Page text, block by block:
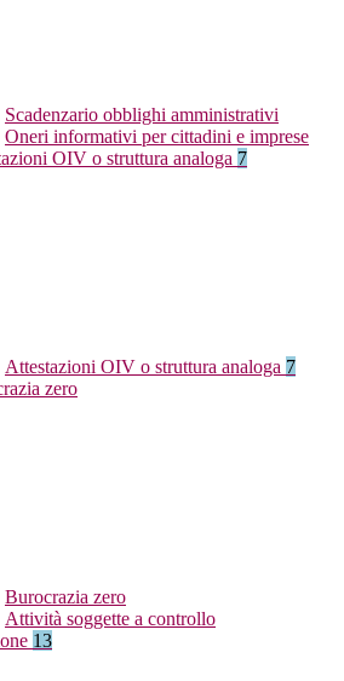
Scadenzario obblighi amministrativi
Oneri informativi per cittadini e imprese
OIV o struttura analoga 7
Attestazioni OIV o struttura analoga 7
zero
Burocrazia zero
Attività soggette a controllo
13